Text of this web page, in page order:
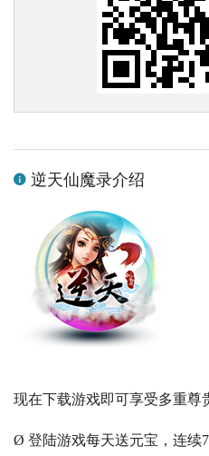
逆天仙魔录介绍
现在下载游戏即可享受多重尊
Ø 登陆游戏每天送元宝，连续7